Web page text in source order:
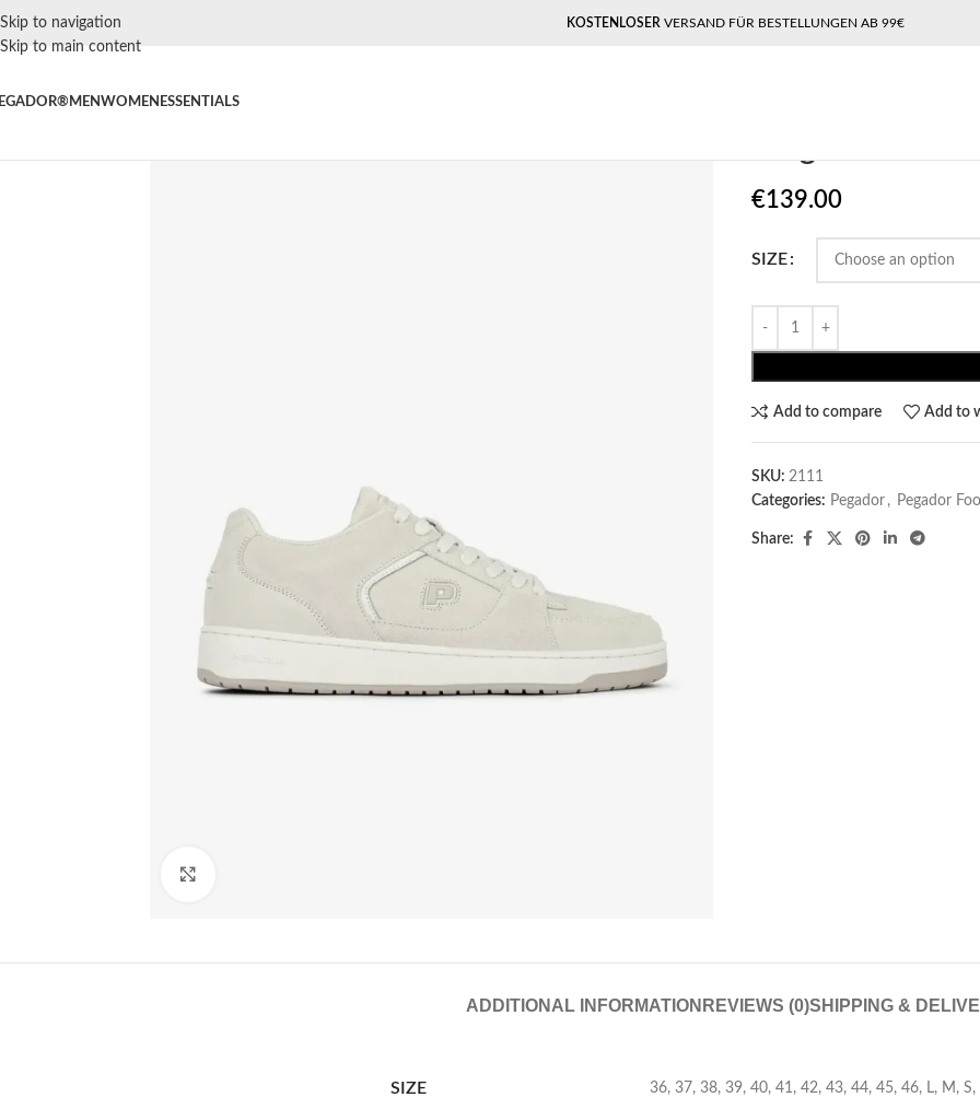
Skip to navigation
Skip to main content
KOSTENLOSER VERSAND FÜR BESTELLUNGEN AB 99€
MENWOMEN ESSENTIALS
€139.00
SIZE
Add to compare Add to
SKU: 2111
Categories: Pegador​ , Pegador
Share:
ADDITIONAL INFORMATION REVIEWS (0)SHIPPING &
SIZE 36, 37, 38, 39, 40, 41 , 42, 43, 44, 45, 46, L, M , S,